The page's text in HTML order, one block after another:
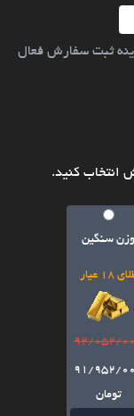
ثبت سفارش فعال
انتخاب کنید.
وزن سنگین
18 عیار
92/052/
91/952/
تومان